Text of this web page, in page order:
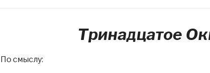
Тринадцатое
По смыслу: